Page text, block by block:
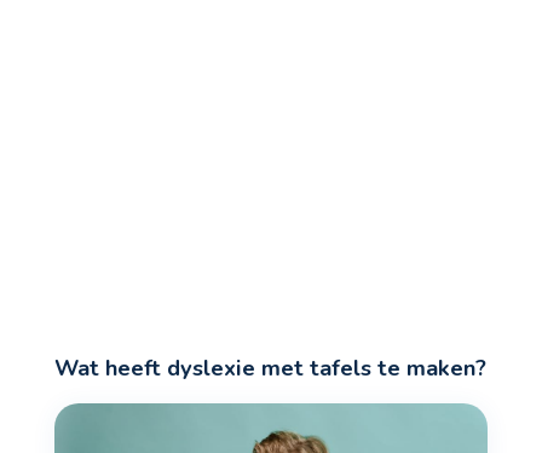
Wat heeft dyslexie met tafels te maken?